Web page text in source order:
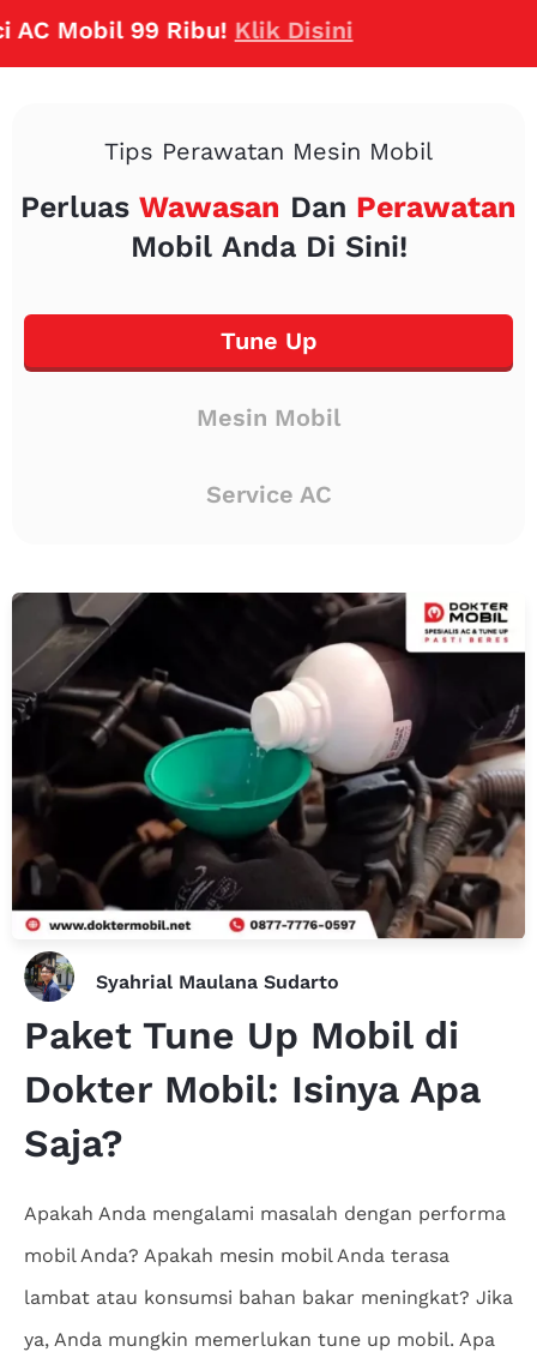
Mobil 99 Ribu!Klik Disini
Tips Perawatan Mesin Mobil
Perluas Wawasan Dan Perawatan
Mobil Anda Di Sini!
Tune Up
Mesin Mobil
Service AC
Syahrial Maulana Sudarto
Paket Tune Up Mobil di
Dokter Mobil: Isinya Apa
Saja?
Apakah Anda mengalami masalah dengan performa
mobil Anda? Apakah mesin mobil Anda terasa
lambat atau konsumsi bahan bakar meningkat? Jika
ya, Anda mungkin memerlukan tune up mobil. Apa